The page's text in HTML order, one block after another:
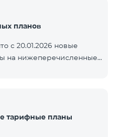
их трансляция является
реализуются в
и полностью
вещания.
планов
с 20.01.2026 новые
на нижеперечисленные
тарифные планы